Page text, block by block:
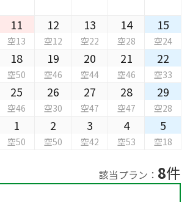
11
空13
12
空12
13
空22
14
空28
15
空24
18
空50
19
空46
20
空44
21
空46
22
空33
25
空46
26
空30
27
空47
28
空47
29
空28
1
空50
2
空50
3
空42
4
空53
5
空18
該当プラン： 8件